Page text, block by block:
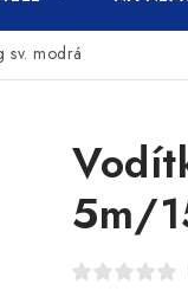
sv. modrá
5m/